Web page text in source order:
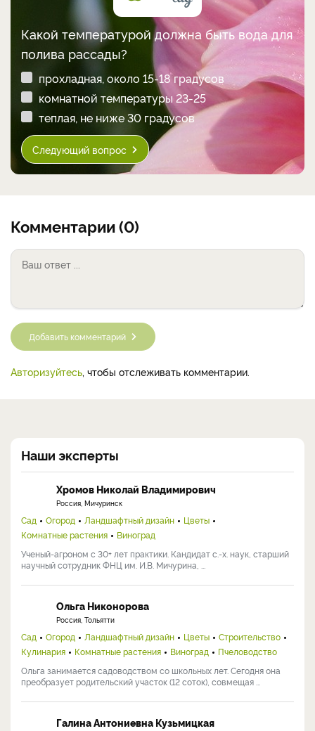
Какой температурой должна быть вода для
полива рассады?
прохладная, около 15-18 градусов
комнатной температуры 23-25
теплая, не ниже 30 градусов
Следующий вопрос
Комментарии (0)
Добавить комментарий
Авторизуйтесь, чтобы отслеживать комментарии.
Наши эксперты
Хромов Николай Владимирович
Россия, Мичуринск
Сад Огород Ландшафтный дизайн
Цветы
Комнатные растения
Виноград
Ученый-агроном с 30+ лет практики. Кандидат с.-х. наук, старший
научный сотрудник ФНЦ им. И.В. Мичурина, ...
Ольга Никонорова
Россия, Тольятти
Сад Огород Ландшафтный дизайн Цветы
Строительство
Кулинария
Комнатные растения Виноград
Пчеловодство
Ольга занимается садоводством со школьных лет. Сегодня она
преобразует родительский участок (12 соток), совмещая ...
Галина Антониевна Кузьмицкая